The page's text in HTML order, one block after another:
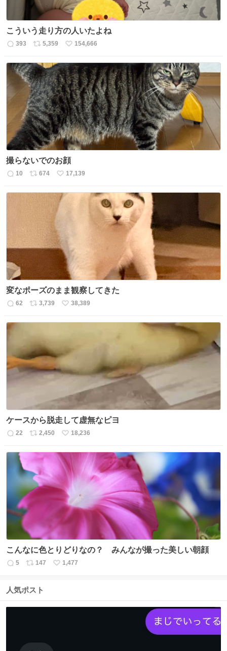
こういう走り方の人いたよね
返
数
393
リ
ス
ト
数
5,359
い
ね
数
154,666
撮らないでのお顔
返
10
リ
ス
数
674
い
ね
数
17,139
変なポーズのまま観察してきた
返
数
62
リ
数
3,739
い
38,389
ケースから脱走して虚無なピヨ
返
22
リ
ト
数
2,450
い
ね
数
18,236
こんなに色とりどりなの？ みんなが撮った美しい朝顔
返
数
5
リ
ス
147
い
1,477
人気ポスト